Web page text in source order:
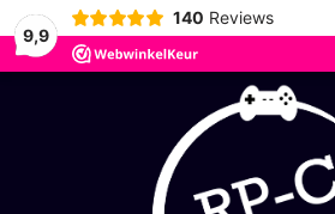
9,9
140 Reviews